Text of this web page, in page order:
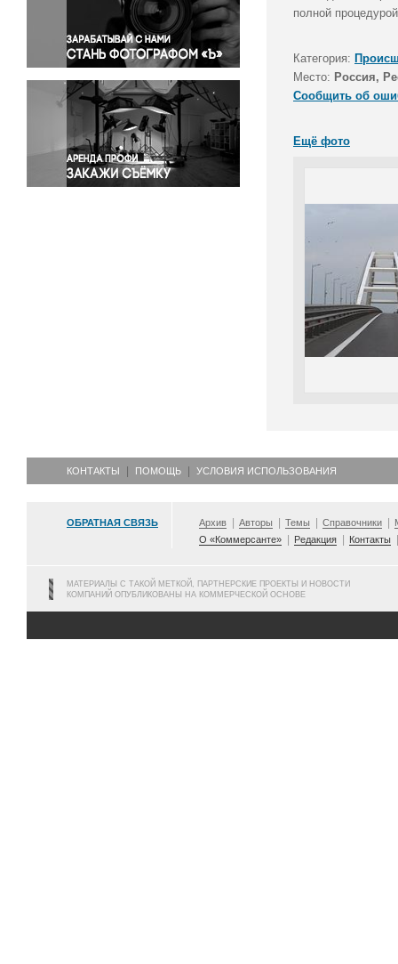
Правосудие
Происшествия и конфликты
Религия
Светская жизнь
Спорт
Экология
Экономика и бизнес
полной
Категория:
Место: Россия,
Сообщить об
Ещё фото
КОНТАКТЫ ПОМОЩЬ УСЛОВИЯ ИСПОЛЬЗОВАНИЯ
ОБРАТНАЯ СВЯЗЬ Архив Авторы Темы Справочники
О «Коммерсанте»
Редакция Контакты
МАТЕРИАЛЫ С ТАКОЙ МЕТКОЙ, ПАРТНЕРСКИЕ ПРОЕКТЫ И НОВОСТИ
КОМПАНИЙ ОПУБЛИКОВАНЫ НА КОММЕРЧЕСКОЙ ОСНОВЕ